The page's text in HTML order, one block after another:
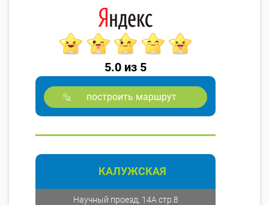
5.0 из 5
построить маршрут
КАЛУЖСКАЯ
Научный проезд, 14А стр.8